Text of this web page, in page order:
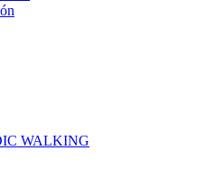
WALKING